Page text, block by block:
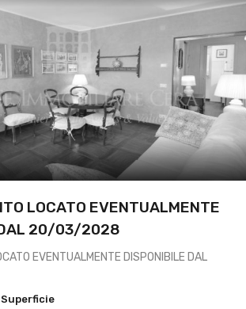
App transitorio lavoratori
LOCATO EVENTUALMENTE
DAL 20/03/2028
EVENTUALMENTE DISPONIBILE DAL
Superficie